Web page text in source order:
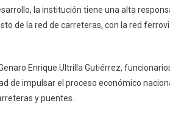
EL
CRECIMIENTO
JJE
la institución tiene una alta
de la red de carreteras, con la red
Enrique Ultrilla Gutiérrez,
de impulsar el proceso económico
y puentes.